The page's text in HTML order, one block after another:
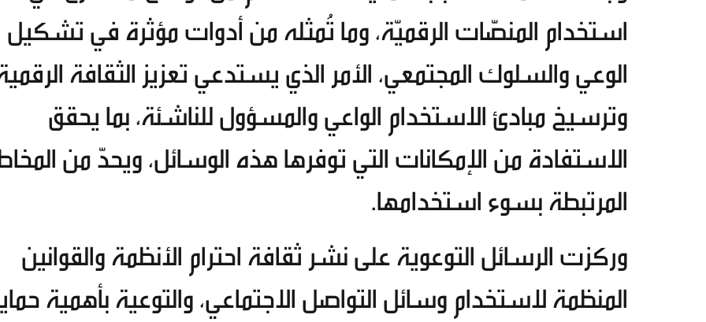
استخدام المنصّات الرقميّة، وما تُمثله من أدوات مؤثرة في تشكيل
الوعي والسلوك المجتمعي، الأمر الذي يستدعي تعزيز الثقافة
وترسيخ مبادئ الاستخدام الواعي والمسؤول للناشئة، بما يحقق
الاستفادة من الإمكانات التي توفرها هذه الوسائل، ويحدّ من
المرتبطة بسوء استخدامها.
وركزت الرسائل التوعوية على نشر ثقافة احترام الأنظمة والقوانين
المنظمة لاستخدام وسائل التواصل الاجتماعي، والتوعية بأهمية